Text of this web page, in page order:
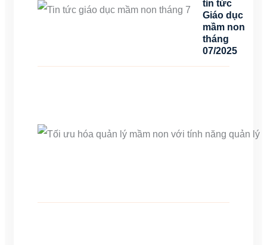
tin tức
Giáo dục
mầm non
tháng
07/2025